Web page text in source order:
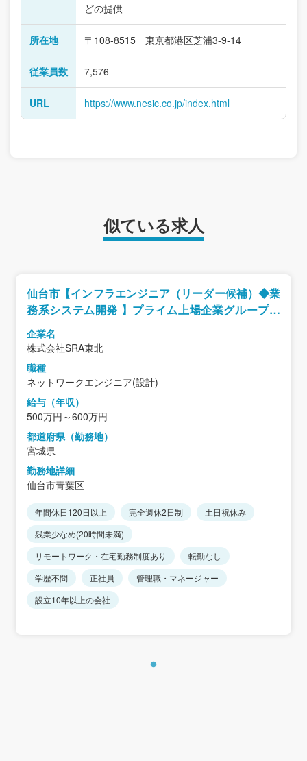
どの提供
所在地 〒108-8515 東京都港区芝浦3-9-14
従業員数 7,576
URL https://www.nesic.co.jp/index.html
似ている求人
仙台市【インフラエンジニア（リーダー候補）◆業
務系システム開発 】プライム上場企業グループ／
転勤なし／完全週休・年休123日
企業名
株式会社SRA東北
職種
ネットワークエンジニア(設計)
給与（年収）
500万円～600万円
都道府県（勤務地）
宮城県
勤務地詳細
仙台市青葉区
年間休日120日以上 完全週休2日制
土日祝休み
残業少なめ(20時間未満)
リモートワーク・在宅勤務制度あり
転勤なし
学歴不問
正社員
管理職・マネージャー
設立10年以上の会社